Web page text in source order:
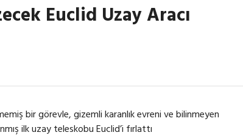
Euclid Uzay Aracı
bir görevle, gizemli karanlık evreni ve bilinmeyen
ilk uzay teleskobu Euclid’i fırlattı